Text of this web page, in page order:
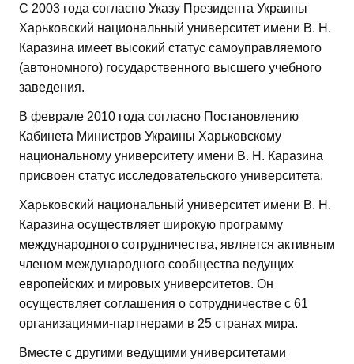
С 2003 года согласно Указу Президента Украины
Харьковский национальный университет имени В. Н.
Каразина имеет высокий статус самоуправляемого
(автономного) государственного высшего учебного
заведения.
В феврале 2010 года согласно Постановлению
Кабинета Министров Украины Харьковскому
национальному университету имени В. Н. Каразина
присвоен статус исследовательского университета.
Харьковский национальный университет имени В. Н.
Каразина осуществляет широкую программу
международного сотрудничества, является активным
членом международного сообщества ведущих
европейских и мировых университетов. Он
осуществляет соглашения о сотрудничестве с 61
организациями-партнерами в 25 странах мира.
Вместе с другими ведущими университетами